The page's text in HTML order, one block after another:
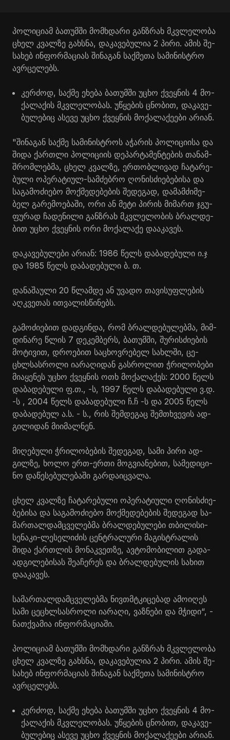
პო­ლი­ცი­ამ ბა­თუმ­ში მომ­ხდა­რი გან­ზრახ მკვლე­ლო­ბა
ცხელ კვალ­ზე გახ­სნა, და­კა­ვე­ბუ­ლია 2 პირი. ამის შე­
სა­ხებ ინ­ფორ­მა­ცი­ას ში­ნა­გან საქ­მე­თა სა­მი­ნის­ტრო
ავ­რცე­ლებს.
კერ­ძოდ, საქ­მე ეხე­ბა ბა­თუმ­ში უცხო ქვეყ­ნის 4 მო­
ქა­ლა­ქის მკვლე­ლო­ბას. უწყე­ბის ცნო­ბით, და­კა­ვე­
ბუ­ლე­ბიც ასე­ვე უცხო ქვეყ­ნის მო­ქა­ლა­ქე­ე­ბი არი­ან.
"ში­ნა­გან საქ­მე სა­მი­ნის­ტროს აჭა­რის პო­ლი­ცი­ი­სა და
შიდა ქარ­თლი პო­ლი­ცი­ის დე­პარ­ტა­მენ­ტე­ბის თა­ნამ­
შრომ­ლებ­მა, ცხელ კვალ­ზე, ერ­თობ­ლი­ვად ჩა­ტა­რე­
ბუ­ლი ოპე­რა­ტი­ულ-სამ­ძებ­რო ღო­ნის­ძი­ე­ბე­ბი­სა და
სა­გა­მო­ძი­ე­ბო მოქ­მე­დე­ბე­ბის შე­დე­გად, და­მამ­ძი­მე­
ბელ გა­რე­მო­ე­ბა­ში, ორი ან მეტი პი­რის მი­მართ ჯგუ­
ფუ­რად ჩა­დე­ნი­ლი გან­ზრახ მკვლე­ლო­ბის ბრალ­დე­
ბით უცხო ქვეყ­ნის ორი მო­ქა­ლა­ქე და­ა­კა­ვეს.
და­კა­ვე­ბუ­ლე­ბი არი­ან: 1986 წელს და­ბა­დე­ბუ­ლი ი.ჯ
და 1985 წელს და­ბა­დე­ბუ­ლი ბ. თ.
და­ნა­შა­უ­ლი 20 წლამ­დე ან უვა­დო თა­ვი­სუფ­ლე­ბის
აღ­კვე­თას ით­ვა­ლის­წი­ნებს.
გა­მო­ძი­ე­ბით დად­გინ­და, რომ ბრალ­დე­ბუ­ლებ­მა, მიმ­
დი­ნა­რე წლის 7 დე­კემ­ბერს, ბა­თუმ­ში, შუ­რის­ძი­ე­ბის
მო­ტი­ვით, დრო­ე­ბით სა­ცხოვ­რე­ბელ სახ­ლში, ცე­
ცხლსას­რო­ლი ია­რა­ღი­დან გას­რო­ლით ჭრი­ლო­ბე­ბი
მი­ა­ყე­ნეს უცხო ქვეყ­ნის ოთხ მო­ქა­ლა­ქეს: 2000 წელს
და­ბა­დე­ბუ­ლი ფ.თ., -ს, 1997 წელს და­ბა­დე­ბუ­ლი ვ.დ.
-ს , 2004 წელს და­ბა­დე­ბუ­ლი ჩ.ჩ -ს და 2005 წელს
და­ბა­დე­ბულ ა.ს. - ს., რის შემ­დე­გაც შემ­თხვე­ვის ად­
გი­ლი­დან მი­ი­მალ­ნენ.
მი­ღე­ბუ­ლი ჭრი­ლო­ბე­ბის შე­დე­გად, სამი პირი ად­
გილ­ზე, ხოლო ერთ-ერთი მოგ­ვი­ა­ნე­ბით, სა­მე­დი­ცი­
ნო და­წე­სე­ბუ­ლე­ბა­ში გარ­და­იც­ვა­ლა.
ცხელ კვალ­ზე ჩა­ტა­რე­ბუ­ლი ოპე­რა­ტი­უ­ლი ღო­ნის­ძი­ე­
ბე­ბი­სა და სა­გა­მო­ძი­ე­ბო მოქ­მე­დე­ბე­ბის შე­დე­გად სა­
მარ­თალ­დამ­ცვე­ლებ­მა ბრალ­დე­ბუ­ლე­ბი თბი­ლი­სი-
სე­ნა­კი-ლე­სე­ლი­ძის ცენ­ტრა­ლუ­რი მა­გის­ტრა­ლის
შიდა ქარ­თლის მო­ნაკ­ვეთ­ზე, ავ­ტო­მო­ბი­ლით გა­და­
ად­გი­ლე­ბი­სას შე­ა­ჩე­რეს და ბრალ­დე­ბუ­ლის სა­ხით
და­ა­კა­ვეს.
სა­მარ­თალ­დამ­ცვე­ლებ­მა ნივთმტკი­ცე­ბად ამო­ი­ღეს
სამი ცე­ცხლსას­რო­ლი ია­რა­ღი, ვაზ­ნე­ბი და მჭი­დი“, -
ნათ­ქვა­მია ინ­ფორ­მა­ცი­ა­ში.
პო­ლი­ცი­ამ ბა­თუმ­ში მომ­ხდა­რი გან­ზრახ მკვლე­ლო­ბა
ცხელ კვალ­ზე გახ­სნა, და­კა­ვე­ბუ­ლია 2 პირი. ამის შე­
სა­ხებ ინ­ფორ­მა­ცი­ას ში­ნა­გან საქ­მე­თა სა­მი­ნის­ტრო
ავ­რცე­ლებს.
კერ­ძოდ, საქ­მე ეხე­ბა ბა­თუმ­ში უცხო ქვეყ­ნის 4 მო­
ქა­ლა­ქის მკვლე­ლო­ბას. უწყე­ბის ცნო­ბით, და­კა­ვე­
ბუ­ლე­ბიც ასე­ვე უცხო ქვეყ­ნის მო­ქა­ლა­ქე­ე­ბი არი­ან.